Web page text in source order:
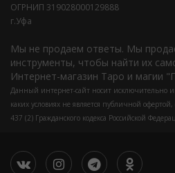
ОГРНИП 319028000129888
г.Уфа
Мы не продаем ответы. Мы
инструменты, чтобы найти их
Интернет-магазин Таро и магии
Данный интернет-сайт носит исключительно
каких условиях не является публичной
437 (2) Гражданского кодекса Российской